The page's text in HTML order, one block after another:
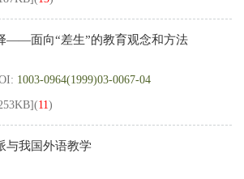
——面向“差生”的教育观念和方法
1003-0964(1999)03-0067-04
](11)
与我国外语教学